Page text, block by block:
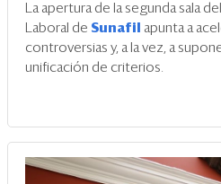
La apertura de la segunda sala
Laboral de Sunafil apunta a
controversias y, a la vez, a
unificación de criterios.